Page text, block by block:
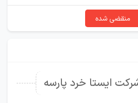
منقضی شده
ایستا خرد پارسه